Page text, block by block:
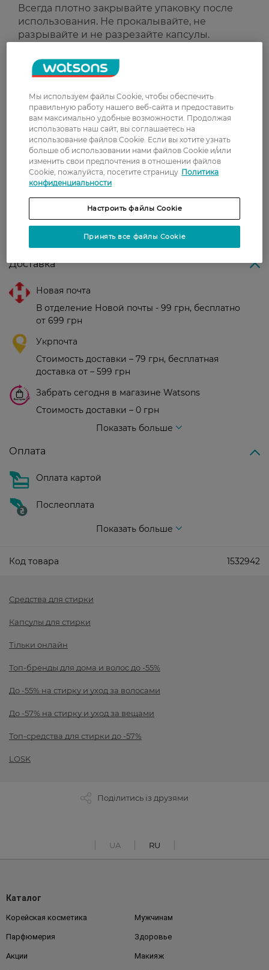
Всегда плотно закрывайте упаковку после
использования. Не прокалывайте, не
разрывайте и не разрезайте капсулы.
Не используйте для стирки изделий из
шерсти и шелка. Храните средство в
0 °C до +35 °C.
Страна-производитель:Сербия
Рейтинг и отзывы
0
З 0 відгуків
Доставка
Новая почта
В отделение Новой почты - 99 грн, бесплатно
от 699 грн
Укрпочта
Стоимость доставки – 79 грн, бесплатная
доставка от – 599 грн
Забрать сегодня в магазине Watsons
Стоимость доставки – 0 грн
Показать больше
Оплата
Оплата картой
Послеоплата
Показать больше
Код товара 1532942
Средства для стирки
Капсулы для стирки
Тільки онлайн
Топ-бренды для дома и волос до -55%
До -55% на стирку и уход за волосами
До -57% на стирку и уход за вещами
Топ-средства для стирки до -57%
LOSK
Поділитись із друзями
UA RU
Каталог
Корейская косметика Мужчинам
Парфюмерия Здоровье
Акции Макияж
Мы используем файлы Cookie, чтобы обеспечить
правильную работу нашего веб-сайта и предоставить
вам максимально удобные возможности. Продолжая
использовать наш сайт, вы соглашаетесь на
использование файлов Cookie. Если вы хотите узнать
больше об использовании нами файлов Cookie и/или
изменить свои предпочтения в отношении файлов
Cookie, пожалуйста, посетите страницу Политика
конфиденциальности
Настроить файлы Cookie
Принять все файлы Cookie